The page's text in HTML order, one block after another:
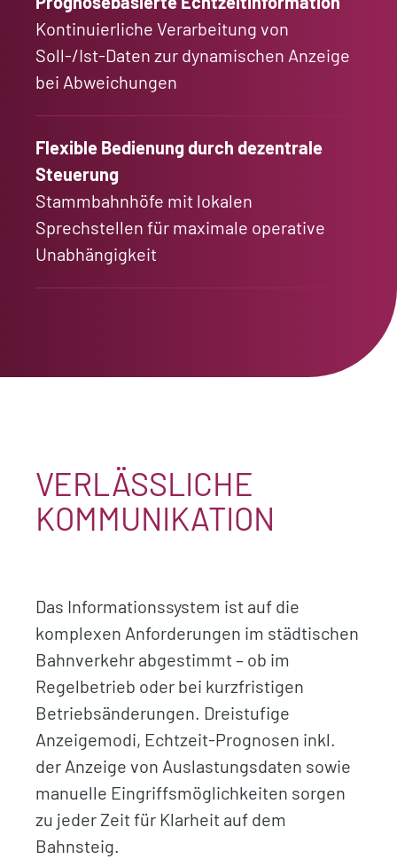
Kontinuierliche Verarbeitung von
Soll-/Ist-Daten zur dynamischen Anzeige
bei Abweichungen
Flexible Bedienung durch dezentrale
Steuerung
Stammbahnhöfe mit lokalen
Sprechstellen für maximale operative
Unabhängigkeit
VERLÄSSLICHE
KOMMUNIKATION
Das Informationssystem ist auf die
komplexen Anforderungen im städtischen
Bahnverkehr abgestimmt – ob im
Regelbetrieb oder bei kurzfristigen
Betriebsänderungen. Dreistufige
Anzeigemodi, Echtzeit-Prognosen inkl.
der Anzeige von Auslastungsdaten sowie
manuelle Eingriffsmöglichkeiten sorgen
zu jeder Zeit für Klarheit auf dem
Bahnsteig.